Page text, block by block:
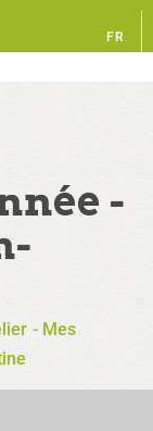
FR
-
- Mes